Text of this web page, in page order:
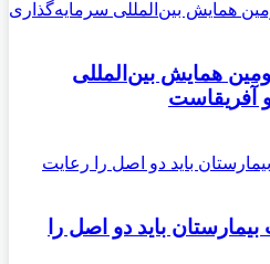
همایش بین‌المللی
آفریقاست
باید دو اصل را